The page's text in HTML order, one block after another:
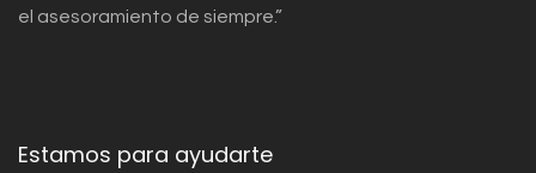
el asesoramiento de siempre.”
Estamos para ayudarte